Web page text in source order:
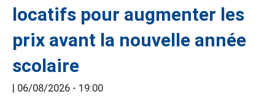
locatifs pour augmenter les
prix avant la nouvelle année
scolaire
| 06/08/2026 - 19:00